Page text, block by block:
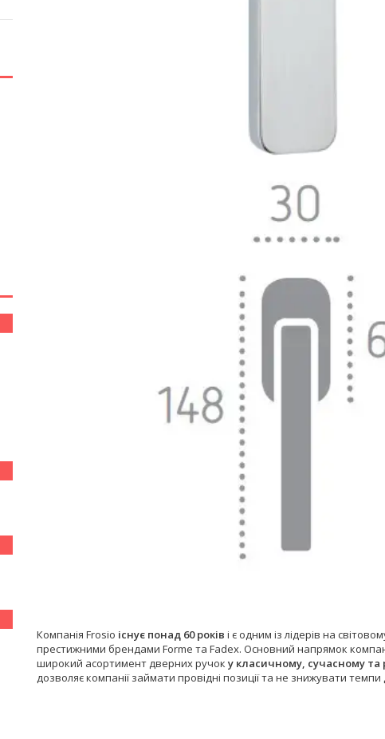
Компанія Frosio існує понад 60 років і є одним із лідерів на
престижними брендами Forme та Fadex. Основний напрямок
широкий асортимент дверних ручок у класичному, сучасному та
дозволяє компанії займати провідні позиції та не знижувати